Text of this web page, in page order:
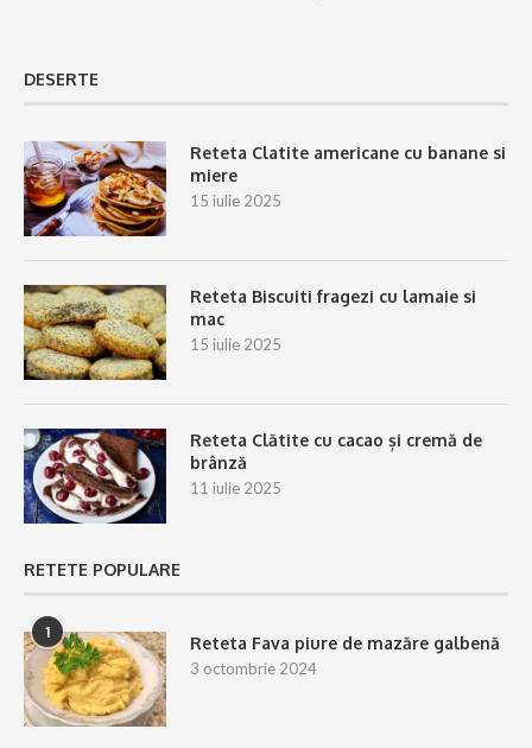
DESERTE
Reteta Clatite americane cu banane si
miere
15 iulie 2025
Reteta Biscuiti fragezi cu lamaie si
mac
15 iulie 2025
Reteta Clătite cu cacao și cremă de
brânză
11 iulie 2025
RETETE POPULARE
1
Reteta Fava piure de mazăre galbenă
3 octombrie 2024